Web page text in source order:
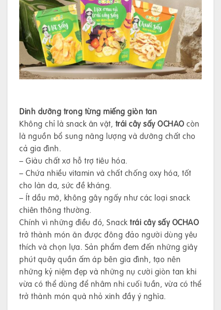
Dinh dưỡng trong từng miếng giòn tan
Không chỉ là snack ăn vặt, trái cây sấy OCHAO còn
là nguồn bổ sung năng lượng và dưỡng chất cho
cả gia đình.
– Giàu chất xơ hỗ trợ tiêu hóa.
– Chứa nhiều vitamin và chất chống oxy hóa, tốt
cho làn da, sức đề kháng.
– Ít dầu mỡ, không gây ngấy như các loại snack
chiên thông thường.
Chính vì những điều đó, Snacktrái cây sấy OCHAO
trở thành món ăn được đông đảo người dùng yêu
thích và chọn lựa. Sản phẩm đem đến những giây
phút quây quần ấm áp bên gia đình, tạo nên
những kỷ niệm đẹp và những nụ cười giòn tan khi
vừa có thể dùng để nhâm nhi cuối tuần, vừa có thể
trở thành món quà nhỏ xinh đầy ý nghĩa.